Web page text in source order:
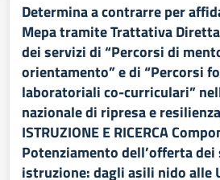
Determina a contrarre per
Mepa tramite Trattativa
dei servizi di “Percorsi di
orientamento” e di “Percorsi
laboratoriali co-curriculari”
nazionale di ripresa e
ISTRUZIONE E RICERCA
Potenziamento dell’offerta
istruzione: dagli asili nido alle